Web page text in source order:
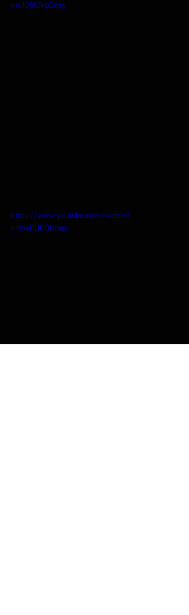
v=UO9f0VpCexs
https://www.youtube.com/watch?
v=tlwPUEOUnqs